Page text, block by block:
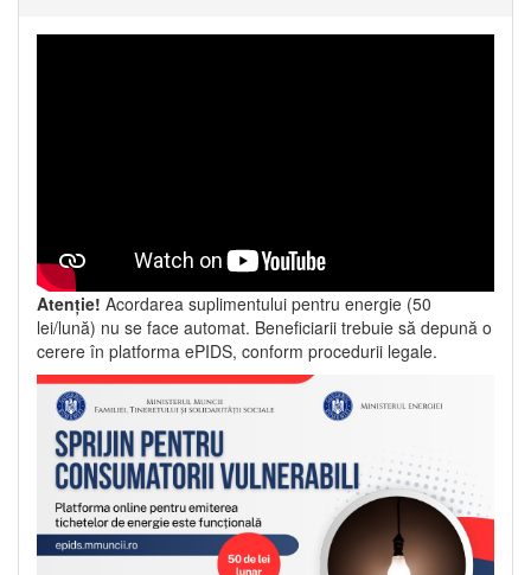
Atenție! Acordarea suplimentului pentru energie (50
lei/lună) nu se face automat. Beneficiarii trebuie să depună o
cerere în platforma ePIDS, conform procedurii legale.